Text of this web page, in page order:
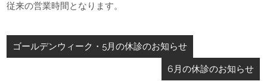
従来の営業時間となります。
投
稿
ゴールデンウィーク・5月の休診のお知らせ
6月の休診のお知らせ